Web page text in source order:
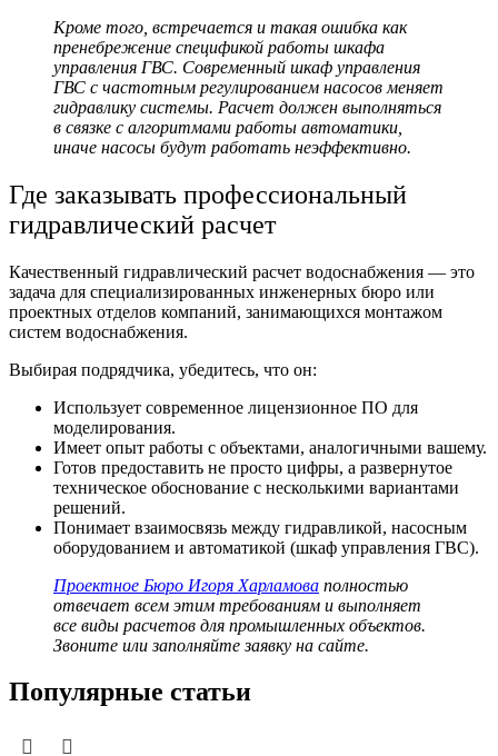
Кроме того, встречается и такая ошибка как
пренебрежение спецификой работы шкафа
управления ГВС. Современный шкаф управления
ГВС с частотным регулированием насосов меняет
гидравлику системы. Расчет должен выполняться
в связке с алгоритмами работы автоматики,
иначе насосы будут работать неэффективно.
Где заказывать профессиональный
гидравлический расчет
Качественный гидравлический расчет водоснабжения — это
задача для специализированных инженерных бюро или
проектных отделов компаний, занимающихся монтажом
систем водоснабжения.
Выбирая подрядчика, убедитесь, что он:
Использует современное лицензионное ПО для
моделирования.
Имеет опыт работы с объектами, аналогичными вашему.
Готов предоставить не просто цифры, а развернутое
техническое обоснование с несколькими вариантами
решений.
Понимает взаимосвязь между гидравликой, насосным
оборудованием и автоматикой (шкаф управления ГВС).
Проектное Бюро Игоря Харламова полностью
отвечает всем этим требованиям и выполняет
все виды расчетов для промышленных объектов.
Звоните или заполняйте заявку на сайте.
Популярные статьи